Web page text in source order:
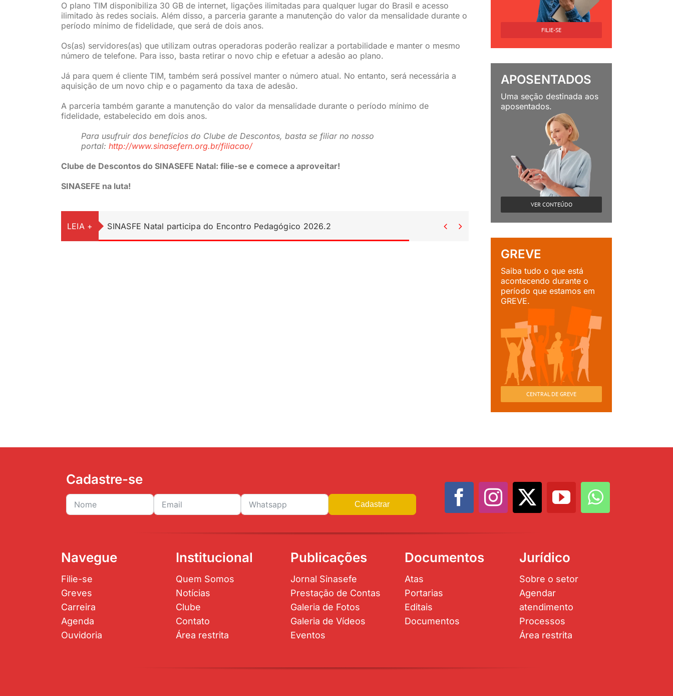
O plano TIM disponibiliza 30 GB de internet, ligações ilimitadas para qualquer lugar do Brasil e acesso
ilimitado às redes sociais. Além disso, a parceria garante a manutenção do valor da mensalidade durante o
período mínimo de fidelidade, que será de dois anos.
Os(as) servidores(as) que utilizam outras operadoras poderão realizar a portabilidade e manter o mesmo
número de telefone. Para isso, basta retirar o novo chip e efetuar a adesão ao plano.
Já para quem é cliente TIM, também será possível manter o número atual. No entanto, será necessária a
aquisição de um novo chip e o pagamento da taxa de adesão.
A parceria também garante a manutenção do valor da mensalidade durante o período mínimo de
fidelidade, estabelecido em dois anos.
Para usufruir dos benefícios do Clube de Descontos, basta se filiar no nosso
portal: http://www.sinasefern.org.br/filiacao/
Clube de Descontos do SINASEFE Natal: filie-se e comece a aproveitar!
SINASEFE na luta!
LEIA + SINASFE Natal participa do Encontro Pedagógico 2026.2  
FILIE-SE
APOSENTADOS
Uma seção destinada aos
aposentados.
VER CONTEÚDO
GREVE
Saiba tudo o que está
acontecendo durante o
período que estamos em
GREVE.
CENTRAL DE GREVE
Cadastre-se
Cadastrar
Navegue
Filie-se
Greves
Carreira
Agenda
Ouvidoria
Institucional
Quem Somos
Notícias
Clube
Contato
Área restrita
Publicações
Jornal Sinasefe
Prestação de Contas
Galeria de Fotos
Galeria de Vídeos
Eventos
Documentos
Atas
Portarias
Editais
Documentos
Jurídico
Sobre o setor
Agendar
atendimento
Processos
Área restrita